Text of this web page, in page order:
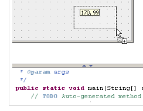
90D
ACECOMBAT
nateon
ghackfair
FLIT
델